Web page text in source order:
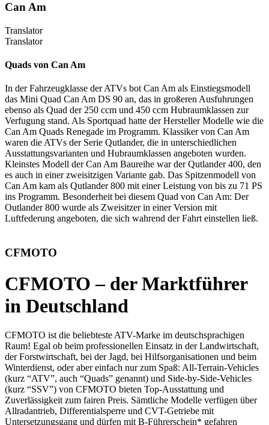
Can Am
Translator
Translator
Quads von Can Am
In der Fahrzeugklasse der ATVs bot Can Am als Einstiegsmodell
das Mini Quad Can Am DS 90 an, das in großeren Ausfuhrungen
ebenso als Quad der 250 ccm und 450 ccm Hubraumklassen zur
Verfugung stand. Als Sportquad hatte der Hersteller Modelle wie die
Can Am Quads Renegade im Programm. Klassiker von Can Am
waren die ATVs der Serie Qutlander, die in unterschiedlichen
Ausstattungsvarianten und Hubraumklassen angeboten wurden.
Kleinstes Modell der Can Am Baureihe war der Qutlander 400, den
es auch in einer zweisitzigen Variante gab. Das Spitzenmodell von
Can Am kam als Qutlander 800 mit einer Leistung von bis zu 71 PS
ins Programm. Besonderheit bei diesem Quad von Can Am: Der
Outlander 800 wurde als Zweisitzer in einer Version mit
Luftfederung angeboten, die sich wahrend der Fahrt einstellen ließ.
CFMOTO
CFMOTO – der Marktführer
in Deutschland
CFMOTO ist die beliebteste ATV-Marke im deutschsprachigen
Raum! Egal ob beim professionellen Einsatz in der Landwirtschaft,
der Forstwirtschaft, bei der Jagd, bei Hilfsorganisationen und beim
Winterdienst, oder aber einfach nur zum Spaß: All-Terrain-Vehicles
(kurz “ATV”, auch “Quads” genannt) und Side-by-Side-Vehicles
(kurz “SSV”) von CFMOTO bieten Top-Ausstattung und
Zuverlässigkeit zum fairen Preis. Sämtliche Modelle verfügen über
Allradantrieb, Differentialsperre und CVT-Getriebe mit
Untersetzungsgang und dürfen mit B-Führerschein* gefahren